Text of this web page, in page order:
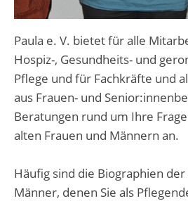
Paula e. V. bietet für alle
Hospiz-, Gesundheits- und
Pflege und für Fachkräfte und
aus Frauen- und
Beratungen rund um Ihre
alten Frauen und Männern an.
Häufig sind die Biographien
Männer, denen Sie als